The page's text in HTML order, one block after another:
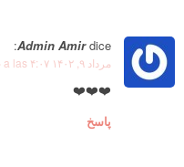
Admin Amir dice:
مرداد ۹, ۱۴۰۲ a las ۴:۰۷ ب.ظ
❤️❤️❤️
پاسخ